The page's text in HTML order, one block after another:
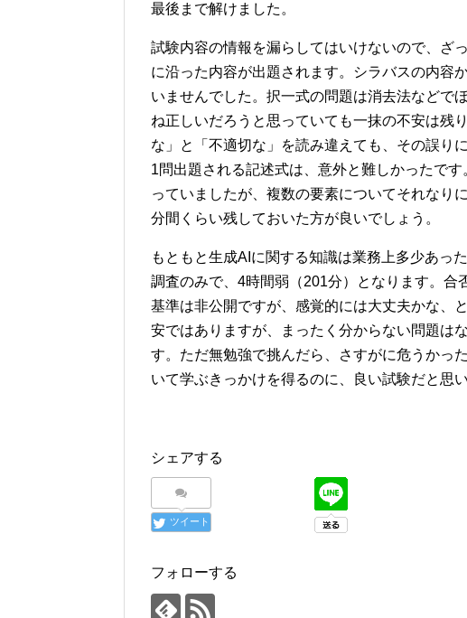
最後まで解けました。
試験内容の情報を漏らしてはいけないので、ざ
に沿った内容が出題されます。シラバスの内容
いませんでした。択一式の問題は消去法などで
ね正しいだろうと思っていても一抹の不安は残
な」と「不適切な」を読み違えても、その誤り
1問出題される記述式は、意外と難しかったで
っていましたが、複数の要素についてそれなり
分間くらい残しておいた方が良いでしょう。
もともと生成AIに関する知識は業務上多少あっ
調査のみで、4時間弱（201分）となります。
基準は非公開ですが、感覚的には大丈夫かな、
安ではありますが、まったく分からない問題は
す。ただ無勉強で挑んだら、さすがに危うかっ
いて学ぶきっかけを得るのに、良い試験だと思い
シェアする
ツイート
フォローする